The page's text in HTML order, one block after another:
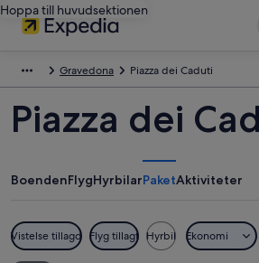
Hoppa till huvudsektionen
Gravedona Piazza dei Caduti
Piazza dei
BoendenFlygHyrbilarPaketAktiviteter
Vistelse tillagd Flyg tillagt Hyrbil Ekonomi